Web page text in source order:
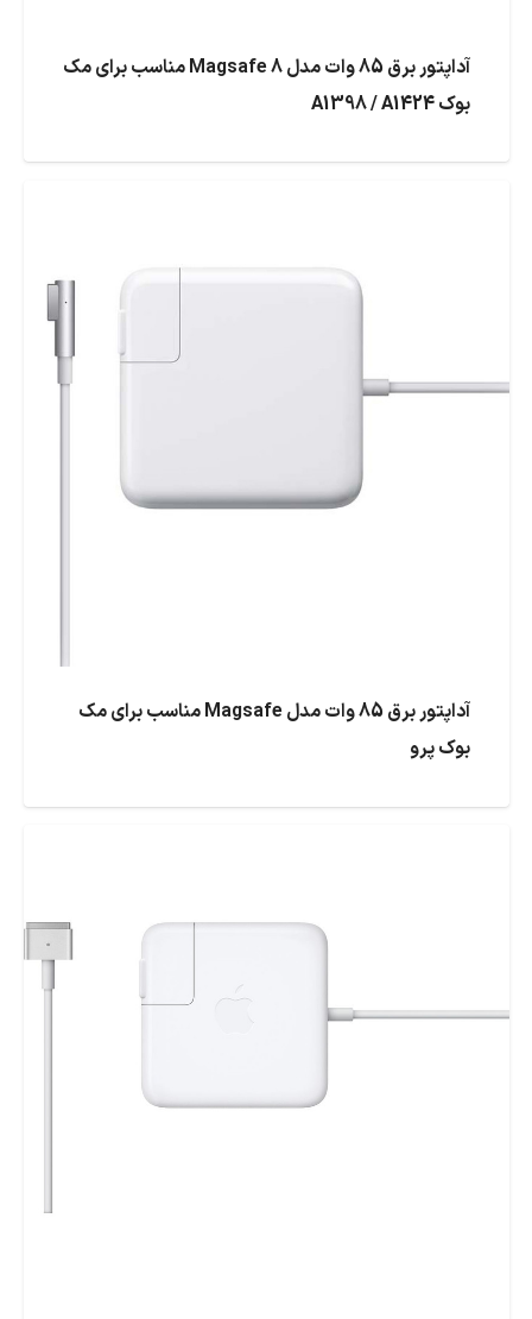
آداپتور برق 85 وات مدل Magsafe 8 مناسب برای مک
بوک A1398 / A1424
آداپتور برق 85 وات مدل Magsafe مناسب برای مک
بوک پرو